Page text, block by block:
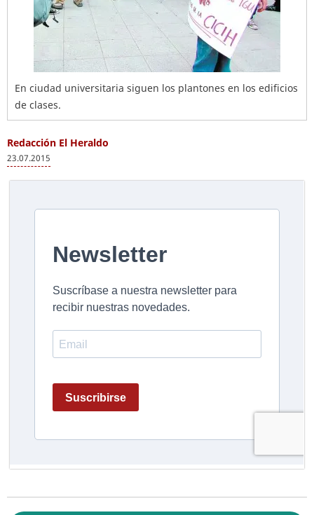
En ciudad universitaria siguen los plantones en los edificios
de clases.
Redacción El Heraldo
23.07.2015